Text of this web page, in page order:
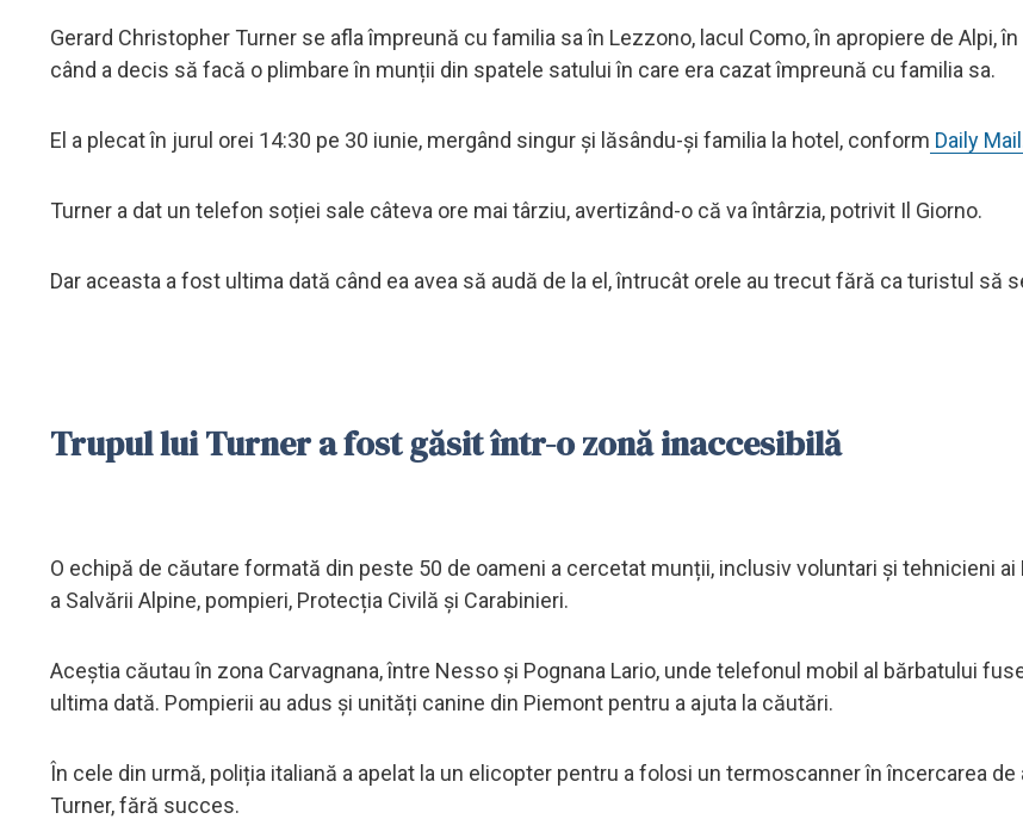
Gerard Christopher Turner se afla împreună cu familia sa în Lezzono, lacul Como, în apropiere de Alpi,
când a decis să facă o plimbare în munții din spatele satului în care era cazat împreună cu familia sa.
El a plecat în jurul orei 14:30 pe 30 iunie, mergând singur și lăsându-și familia la hotel, conform Daily
Turner a dat un telefon soției sale câteva ore mai târziu, avertizând-o că va întârzia, potrivit Il Giorno.
Dar aceasta a fost ultima dată când ea avea să audă de la el, întrucât orele au trecut fără ca turistul să
Trupul lui Turner a fost găsit într-o zonă inaccesibilă
O echipă de căutare formată din peste 50 de oameni a cercetat munții, inclusiv voluntari și tehnicieni ai
a Salvării Alpine, pompieri, Protecția Civilă și Carabinieri.
Aceștia căutau în zona Carvagnana, între Nesso și Pognana Lario, unde telefonul mobil al bărbatului
ultima dată. Pompierii au adus și unități canine din Piemont pentru a ajuta la căutări.
În cele din urmă, poliția italiană a apelat la un elicopter pentru a folosi un termoscanner în încercarea de
Turner, fără succes.